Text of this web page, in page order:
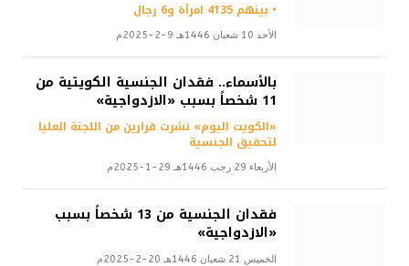
• بينهم 4135 امرأة و6 رجال
الأحد 10 شعبان 1446هـ 9-2-2025م
بالأسماء.. فقدان الجنسية الكويتية من
11 شخصاً بسبب «الازدواجية»
«الكويت اليوم» نشرت قرارين من اللجنة العليا
لتحقيق الجنسية
الأربعاء 29 رجب 1446هـ 29-1-2025م
فقدان الجنسية من 13 شخصاً بسبب
«الازدواجية»
الخميس 21 شعبان 1446هـ 20-2-2025م